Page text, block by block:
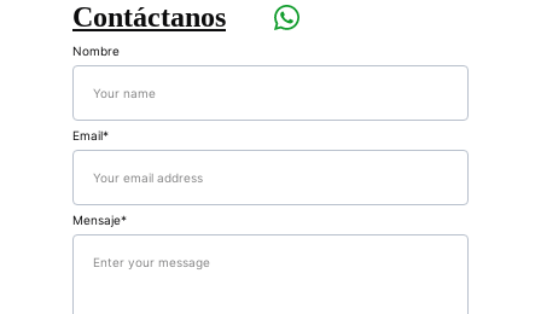
Nombre
Email*
Mensaje*
Contáctanos